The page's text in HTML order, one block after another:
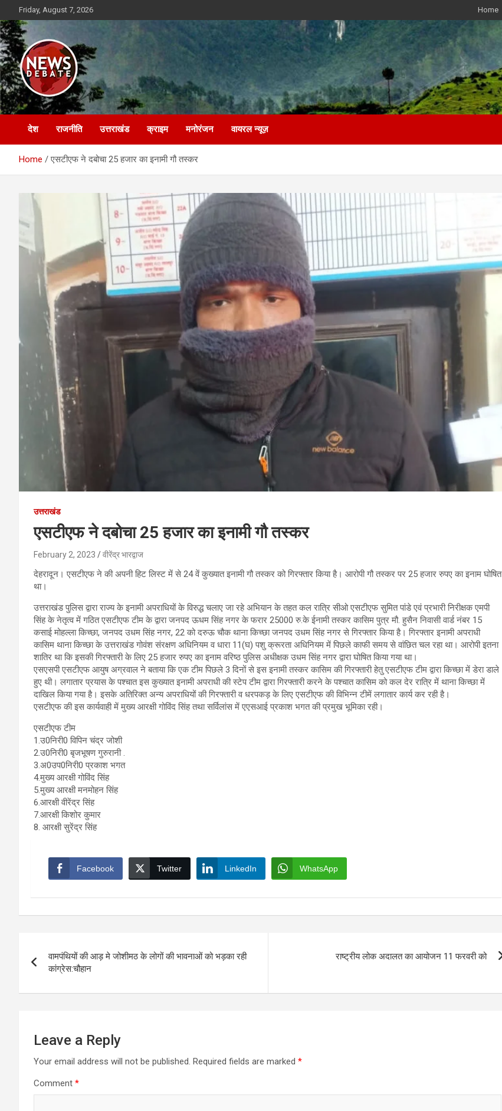
to
content
Friday, August 7, 2026 Home
News Debate
देश राजनीति उत्तराखंड क्राइम मनोरंजन वायरल न्यूज़
Home एसटीएफ ने दबोचा 25 हजार का इनामी गौ तस्कर
उत्तराखंड
एसटीएफ ने दबोचा 25 हजार का इनामी गौ तस्कर
February 2, 2023 वीरेंद्र भारद्वाज
देहरादून। एसटीएफ ने की अपनी हिट लिस्ट में से 24 वें कुख्यात इनामी गौ तस्कर को गिरफ्तार किया है। आरोपी गौ तस्कर पर 25 हजार रुपए का इनाम घोषित
था।
उत्तराखंड पुलिस द्वारा राज्य के इनामी अपराधियों के विरुद्ध चलाए जा रहे अभियान के तहत कल रात्रि सीओ एसटीएफ सुमित पांडे एवं प्रभारी निरीक्षक एमपी
सिंह के नेतृत्व में गठित एसटीएफ टीम के द्वारा जनपद ऊधम सिंह नगर के फरार 25000 रु.के ईनामी तस्कर कासिम पुत्र मौ. हुसैन निवासी वार्ड नंबर 15
कसाई मोहल्ला किच्छा, जनपद उधम सिंह नगर, 22 को दरुऊ चौक थाना किच्छा जनपद उधम सिंह नगर से गिरफ्तार किया है। गिरफ्तार इनामी अपराधी
कासिम थाना किच्छा के उत्तराखंड गोवंश संरक्षण अधिनियम व धारा 11(घ) पशु क्रूरता अधिनियम में पिछले काफी समय से वांछित चल रहा था। आरोपी इतना
शातिर था कि इसकी गिरफ्तारी के लिए 25 हजार रुपए का इनाम वरिष्ठ पुलिस अधीक्षक उधम सिंह नगर द्वारा घोषित किया गया था।
एसएसपी एसटीएफ आयुष अग्रवाल ने बताया कि एक टीम पिछले 3 दिनों से इस इनामी तस्कर कासिम की गिरफ्तारी हेतु एसटीएफ टीम द्वारा किच्छा में डेरा डाले
हुए थी। लगातार प्रयास के पश्चात इस कुख्यात इनामी अपराधी की स्टेप टीम द्वारा गिरफ्तारी करने के पश्चात कासिम को कल देर रात्रि में थाना किच्छा में
दाखिल किया गया है। इसके अतिरिक्त अन्य अपराधियों की गिरफ्तारी व धरपकड़ के लिए एसटीएफ की विभिन्न टीमें लगातार कार्य कर रही है।
एसटीएफ की इस कार्यवाही में मुख्य आरक्षी गोविंद सिंह तथा सर्विलांस में एएसआई प्रकाश भगत की प्रमुख भूमिका रही।
एसटीएफ टीम
1.उ0निरी0 विपिन चंद्र जोशी
2.उ0निरी0 बृजभूषण गुरुरानी .
3.अ0उप0निरी0 प्रकाश भगत
4.मुख्य आरक्षी गोविंद सिंह
5.मुख्य आरक्षी मनमोहन सिंह
6.आरक्षी वीरेंद्र सिंह
7.आरक्षी किशोर कुमार
8. आरक्षी सुरेंद्र सिंह
Facebook Twitter LinkedIn WhatsApp
navigation
वामपंथियों की आड़ मे जोशीमठ के लोगों की भावनाओं को भड़का रही
कांग्रेस:चौहान
राष्ट्रीय लोक अदालत का आयोजन 11 फरवरी को
Leave a Reply
Your email address will not be published. Required fields are marked *
Comment *